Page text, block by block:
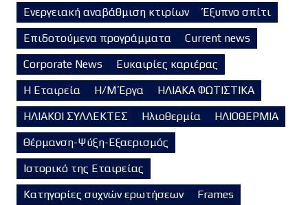
Ενεργειακή αναβάθμιση κτιρίων
Έξυπνο σπίτι
Επιδοτούμενα προγράμματα
Current news
Corporate News
Ευκαιρίες καριέρας
Η Εταιρεία
Η/Μ Έργα
ΗΛΙΑΚΑ ΦΩΤΙΣΤΙΚΑ
ΗΛΙΑΚΟΙ ΣΥΛΛΕΚΤΕΣ
Ηλιοθερμία
ΗΛΙΟΘΕΡΜΙΑ
Θέρμανση-Ψύξη-Εξαερισμός
Ιστορικό της Εταιρείας
Κατηγορίες συχνών ερωτήσεων
Frames